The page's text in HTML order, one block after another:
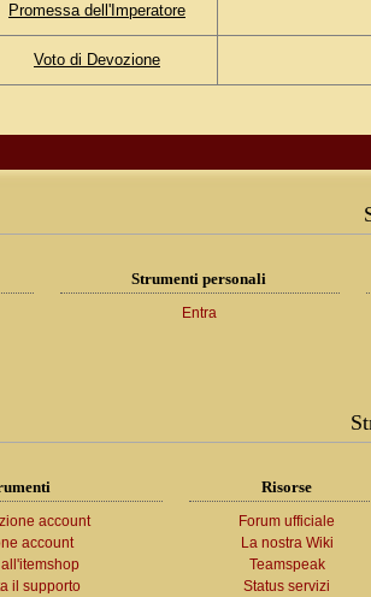
Promessa dell'Imperatore
Voto di Devozione
Strumenti personali
Entra
account
account
il supporto
Risorse
Forum ufficiale
La nostra Wiki
Teamspeak
Status servizi